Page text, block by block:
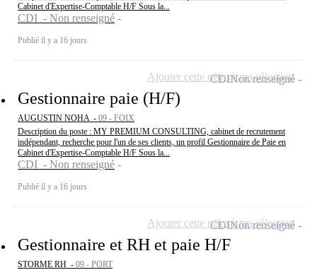
Cabinet d'Expertise-Comptable H/F Sous la...
CDI - Non renseigné
Publié il y a 16 jours
Gestionnaire paie (H/F)
AUGUSTIN NOHA - 09 - FOIX
Description du poste : MY PREMIUM CONSULTING, cabinet de recrutement
indépendant, recherche pour l'un de ses clients, un profil Gestionnaire de Paie en
Cabinet d'Expertise-Comptable H/F Sous la...
CDI - Non renseigné
Publié il y a 16 jours
CDINon renseigné
Ajouter cette offre à ma sélection
Gestionnaire et RH et paie H/F
STORME RH - 09 - PORT
CDINon renseigné
Ajouter cette offre à ma sélection